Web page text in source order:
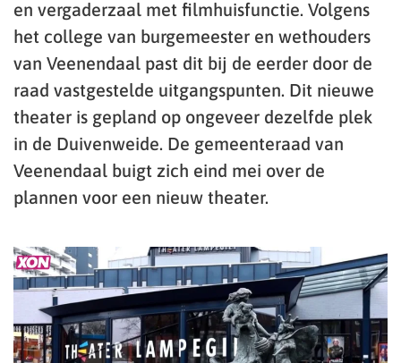
en vergaderzaal met filmhuisfunctie. Volgens
het college van burgemeester en wethouders
van Veenendaal past dit bij de eerder door de
raad vastgestelde uitgangspunten. Dit nieuwe
theater is gepland op ongeveer dezelfde plek
in de Duivenweide. De gemeenteraad van
Veenendaal buigt zich eind mei over de
plannen voor een nieuw theater.